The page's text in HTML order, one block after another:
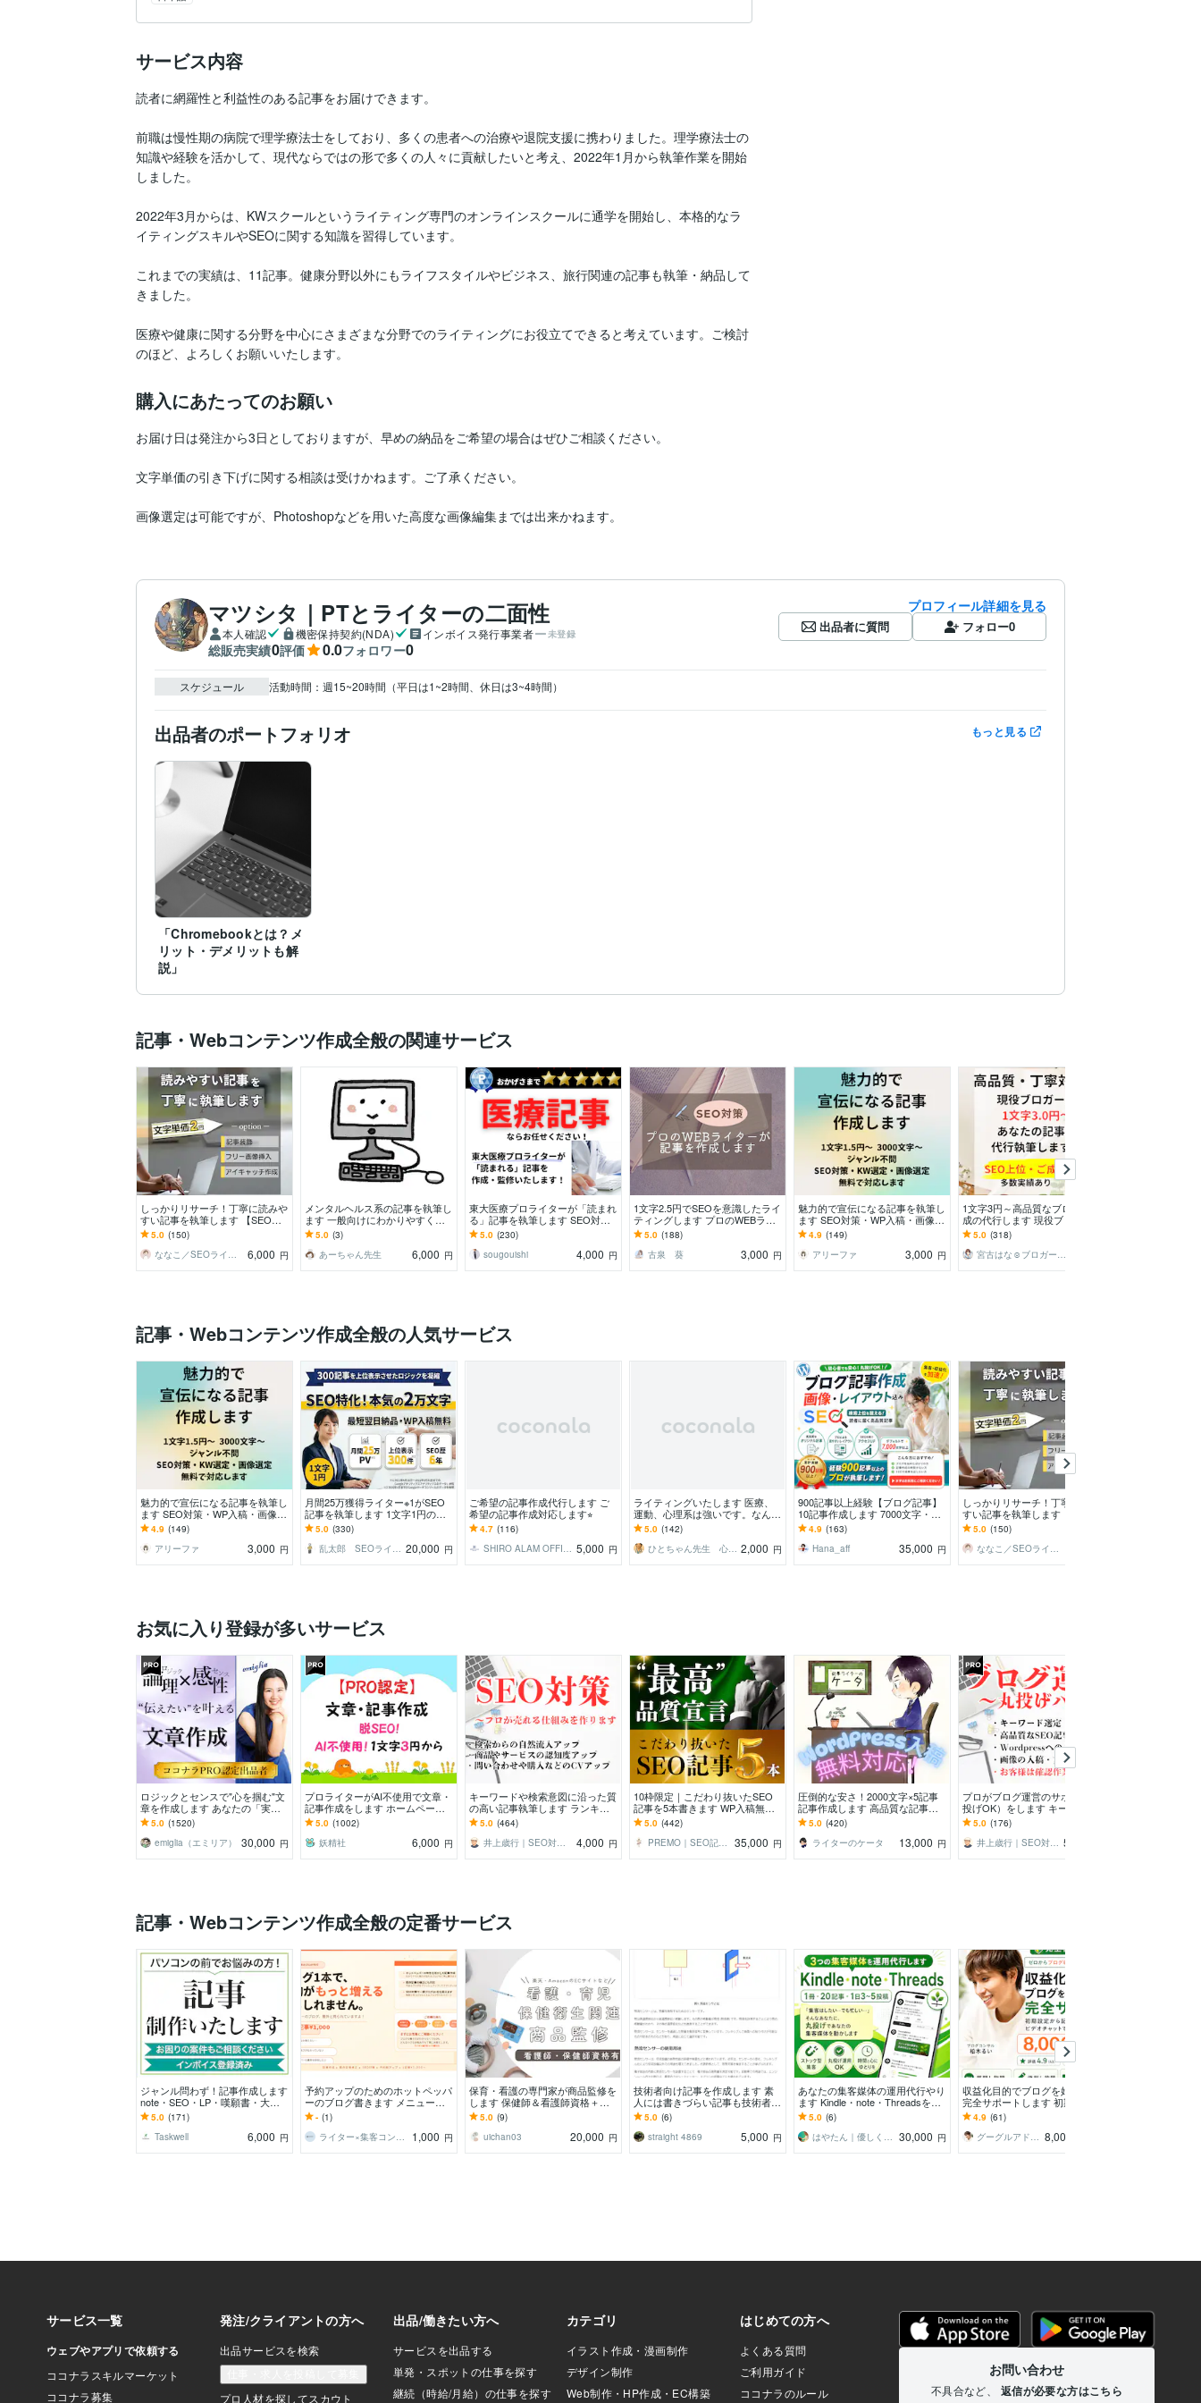
サービス内容
読者に網羅性と利益性のある記事をお届けできます。
前職は慢性期の病院で理学療法士をしており、多くの患者への治療や退院支援に携わりました。理学療法士の
知識や経験を活かして、現代ならではの形で多くの人々に貢献したいと考え、2022年1月から執筆作業を開始
しました。
2022年3月からは、KWスクールというライティング専門のオンラインスクールに通学を開始し、本格的なラ
イティングスキルやSEOに関する知識を習得しています。
これまでの実績は、11記事。健康分野以外にもライフスタイルやビジネス、旅行関連の記事も執筆・納品して
きました。
医療や健康に関する分野を中心にさまざまな分野でのライティングにお役立てできると考えています。ご検討
のほど、よろしくお願いいたします。
購入にあたってのお願い
お届け日は発注から3日としておりますが、早めの納品をご希望の場合はぜひご相談ください。
文字単価の引き下げに関する相談は受けかねます。ご了承ください。
画像選定は可能ですが、Photoshopなどを用いた高度な画像編集までは出来かねます。
マツシタ｜PTとライターの二面性
本人確認 機密保持契約(NDA) インボイス発行事業者 未登録
総販売実績0評価 0.0フォロワー0
プロフィール詳細を見る
出品者に質問 フォロー0
スケジュール 活動時間：週15~20時間（平日は1~2時間、休日は3~4時間）
出品者のポートフォリオ もっと見る
「Chromebookとは？メ
リット・デメリットも解
説」
記事・Webコンテンツ作成全般の関連サービス
しっかりリサーチ！丁寧に読みや
すい記事を執筆します 【SEO】
と【読みやすさ】にこだわった記
事に仕上げます
5.0 (150)
ななこ／SEOライター
6,000 円
メンタルヘルス系の記事を執筆し
ます 一般向けにわかりやすく、
専門的な情報をお届けします。
5.0 (3)
あーちゃん先生
6,000 円
東大医療プロライターが「読まれ
る」記事を執筆します SEO対
策・監修案件も万全です！
5.0 (230)
sougouishi
4,000 円
1文字2.5円でSEOを意識したライ
ティングします プロのWEBライ
ターがSEO対策済みの記事を作成
します
5.0 (188)
古泉 葵
3,000 円
魅力的で宣伝になる記事を執筆し
ます SEO対策・WP入稿・画像選
定無料・ジャンル不問
4.9 (149)
アリーファ
3,000 円
1文字3円～高品質なブログ記事作
成の代行します 現役ブロガーが
あなたの「書いてほしい」記事を
作成
5.0 (318)
宮古はな☺︎ブロガーでライター
記事・Webコンテンツ作成全般の人気サービス
魅力的で宣伝になる記事を執筆し
ます SEO対策・WP入稿・画像選
定無料・ジャンル不問
4.9 (149)
アリーファ
3,000 円
月間25万獲得ライター※1がSEO
記事を執筆します 1文字1円の低
価格！WP入稿無料！記事数・文
字数自由！
5.0 (330)
乱太郎 SEOライター 20,000 円
ご希望の記事作成代行します ご
希望の記事作成対応します⭐︎
4.7 (116)
SHIRO ALAM OFFICE 5,000 円
ライティングいたします 医療、
運動、心理系は強いです。なんで
もご相談ください。
5.0 (142)
ひとちゃん先生 心と身体のサポーター 2,000 円
900記事以上経験【ブログ記事】
10記事作成します 7000文字・ワ
ードプレス入稿可！キーワード選
定・画像全込み
4.9 (163)
Hana_aff
35,000 円
しっかりリサーチ！丁寧に読みや
すい記事を執筆します 【SEO】
と【読みやすさ】にこだわった記
事に仕上げます
5.0 (150)
ななこ／SEOライター
お気に入り登録が多いサービス
ロジックとセンスで"心を掴む"文
章を作成します あなたの「実現
したい未来」を叶えるための渾身
のライティング
5.0 (1520)
emiglia（エミリア）
30,000 円
プロライターがAI不使用で文章・
記事作成をします ホームペー
ジ、アフィリエイト、ゲーム記事
なども楽しく執筆中！
5.0 (1002)
妖精社
6,000 円
キーワードや検索意図に沿った質
の高い記事執筆します ランキン
グ1位獲得済ライター、出版賞受
賞ライターが心をこめて
5.0 (464)
井上歳行｜SEO対策×Webライティング
4,000 円
10枠限定｜こだわり抜いたSEO
記事を5本書きます WP入稿無
料！キーワード、構成、SEO対策
も丸ごとお任せ！
5.0 (442)
PREMO｜SEO記事＆X運用の専門家
35,000 円
圧倒的な安さ！2000文字×5記事
記事作成します 高品質な記事を
作成します！WordPress下書き入
稿無料！
5.0 (420)
ライターのケータ
13,000 円
プロがブログ運営のサポート（丸
投げOK）をします キーワード選
定・記事執筆・入稿（画像・文字
装飾）・修正対応
5.0 (176)
井上歳行｜SEO対策×Webライティング 50,000
記事・Webコンテンツ作成全般の定番サービス
ジャンル問わず！記事作成します
note・SEO・LP・嘆願書・大人
向け・ニッチ、お任せを！
5.0 (171)
Taskwell
6,000 円
予約アップのためのホットペッパ
ーのブログ書きます メニューの
魅力が伝わりやすいブログで予約
アップ狙いませんか？
- (1)
ライター×集客コンサル asami09
1,000 円
保育・看護の専門家が商品監修を
します 保健師＆看護師資格＋保
育園看護師！2歳児育児中の専門
家です！
5.0 (9)
uichan03
20,000 円
技術者向け記事を作成します 素
人には書きづらい記事も技術者が
執筆
5.0 (6)
straight 4869
5,000 円
あなたの集客媒体の運用代行やり
ます Kindle・note・Threadsを代
わりに作成・投稿
5.0 (6)
はやたん｜優しく執筆・運用・健康サポート 30,000 円
収益化目的でブログを始める人を
完全サポートします 初期設定か
ら記事の書き方までビデオチャッ
トで丁寧に教えます！
4.9 (61)
グーグルアドセンス合格サポートドットコム 8,000